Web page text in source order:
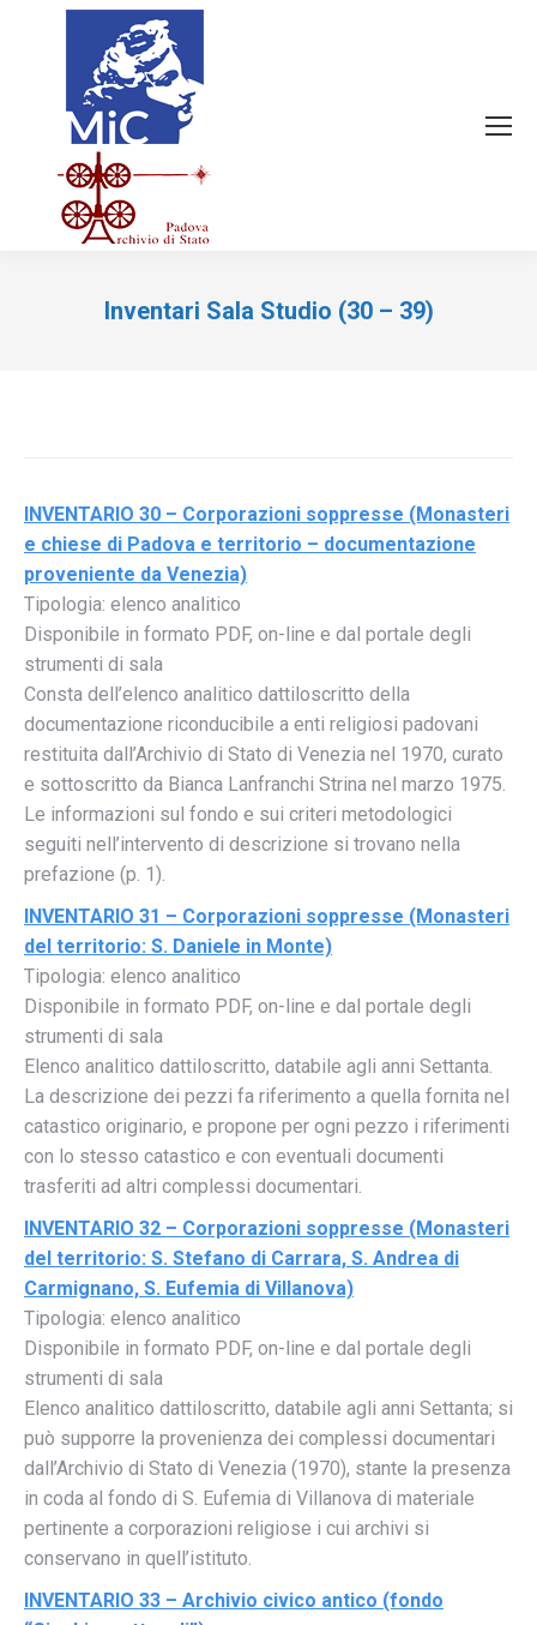
Inventari Sala Studio (30 – 39)
INVENTARIO 30 – Corporazioni soppresse (Monasteri
e chiese di Padova e territorio – documentazione
proveniente da Venezia)
Tipologia: elenco analitico
Disponibile in formato PDF, on-line e dal portale degli
strumenti di sala
Consta dell’elenco analitico dattiloscritto della
documentazione riconducibile a enti religiosi padovani
restituita dall’Archivio di Stato di Venezia nel 1970, curato
e sottoscritto da Bianca Lanfranchi Strina nel marzo 1975.
Le informazioni sul fondo e sui criteri metodologici
seguiti nell’intervento di descrizione si trovano nella
prefazione (p. 1).
INVENTARIO 31 – Corporazioni soppresse (Monasteri
del territorio: S. Daniele in Monte)
Tipologia: elenco analitico
Disponibile in formato PDF, on-line e dal portale degli
strumenti di sala
Elenco analitico dattiloscritto, databile agli anni Settanta.
La descrizione dei pezzi fa riferimento a quella fornita nel
catastico originario, e propone per ogni pezzo i riferimenti
con lo stesso catastico e con eventuali documenti
trasferiti ad altri complessi documentari.
INVENTARIO 32 – Corporazioni soppresse (Monasteri
del territorio: S. Stefano di Carrara, S. Andrea di
Carmignano, S. Eufemia di Villanova)
Tipologia: elenco analitico
Disponibile in formato PDF, on-line e dal portale degli
strumenti di sala
Elenco analitico dattiloscritto, databile agli anni Settanta; si
può supporre la provenienza dei complessi documentari
dall’Archivio di Stato di Venezia (1970), stante la presenza
in coda al fondo di S. Eufemia di Villanova di materiale
pertinente a corporazioni religiose i cui archivi si
conservano in quell’istituto.
INVENTARIO 33 – Archivio civico antico (fondo